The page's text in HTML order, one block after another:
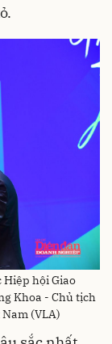
hội Giao
Khoa - Chủ tịch
(VLA)